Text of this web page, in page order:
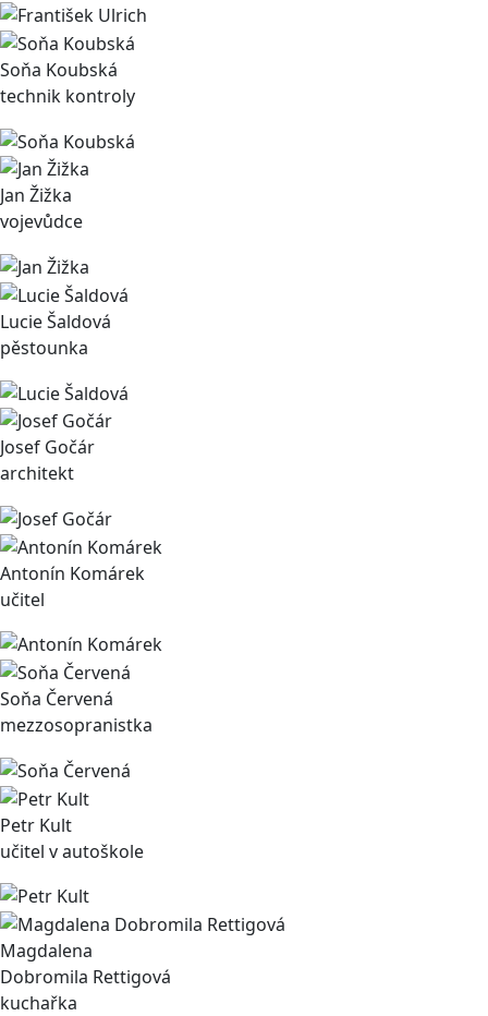
Soňa Koubská
technik kontroly
Jan Žižka
vojevůdce
Lucie Šaldová
pěstounka
Josef Gočár
architekt
Antonín Komárek
učitel
Soňa Červená
mezzosopranistka
Petr Kult
učitel v autoškole
Magdalena
Dobromila Rettigová
kuchařka